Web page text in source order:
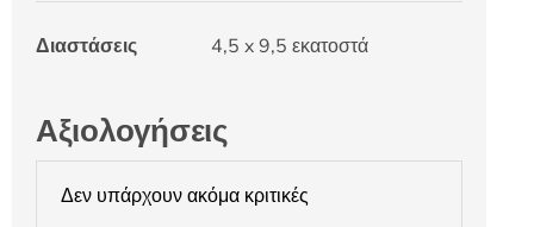
Διαστάσεις 4,5 x 9,5 εκατοστά
Αξιολογήσεις
Δεν υπάρχουν ακόμα κριτικές